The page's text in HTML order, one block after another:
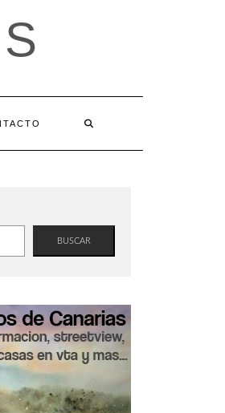
BUSCAR